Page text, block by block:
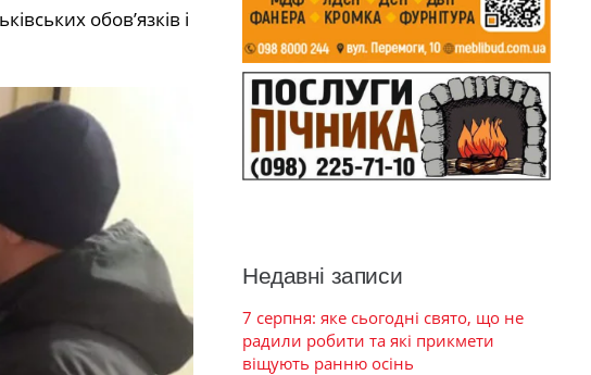
обов’язків і
Недавні записи
7 серпня: яке сьогодні свято, що не
радили робити та які прикмети
віщують ранню осінь